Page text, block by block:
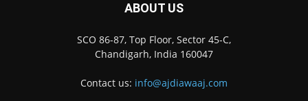
ABOUT US
SCO 86-87, Top Floor, Sector 45-C,
Chandigarh, India 160047
Contact us: info@ajdiawaaj.com